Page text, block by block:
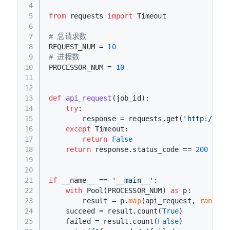
4
5
6
7
8
9
10
11
12
13
14
15
16
17
18
19
20
21
22
23
24
25
from requests import Timeout
# 总请求数
REQUEST_NUM = 10
# 进程数
PROCESSOR_NUM = 10
def api_request ( job_id ):
try:
        response = requests.get(
'http://
except Timeout:
return
False
return response.status_code == 200
if __name__ == '__main__' :
with Pool(PROCESSOR_NUM) as p:
        result = p.
map(api_request, range
    succeed = result.count(
True)
    failed = result.count(
False)